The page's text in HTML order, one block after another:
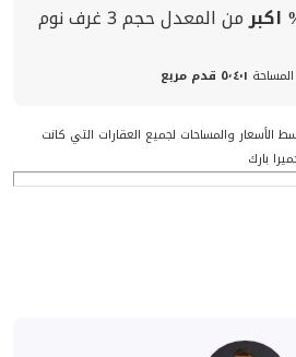
اكبرمن المعدلحجم
3 غرف نوم
٥٬٤٠١ قدم مربع
الأسعار والمساحات لجميع العقارات التي كانت
بارك